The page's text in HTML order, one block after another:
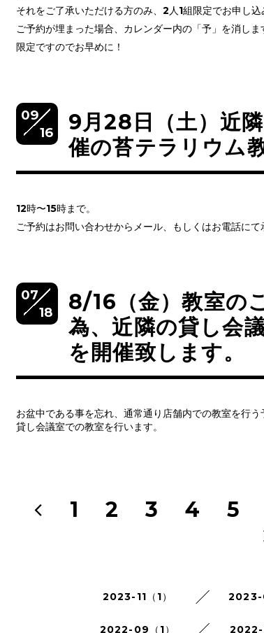
それをご了承いただける方のみ、2人1組限定でお申し込
ご予約が埋まった場合、カレンダー内の「予」を消しま
限定ですのでお早めに！
09
16
9月28日（土）近
催の苔テラリウム
12時〜15時まで。
ご予約はお問い合わせからメール、もしくはお電話にて
07
18
8/16（金）教室の
為、近隣の貸し会
を開催致します。
お盆中である事を忘れ、通常通り店舗内での教室を行
貸し会議室での教室を行います。
1 2 3 4 5
2023-11（1） 2023-
2022-09（1） 2022-